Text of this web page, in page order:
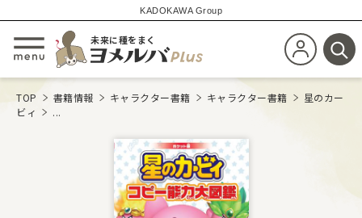
KADOKAWA Group
メニューを開閉する
未来に種をまく
新規会員登
検
TOP 書籍情報 キャラクター書籍 キャラクター書籍
星のカー
ビィ
...